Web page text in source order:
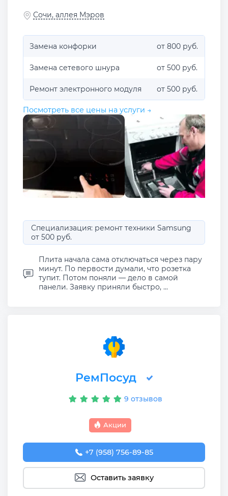
Сочи, аллея Мэров
Замена конфорки от 800 руб.
Замена сетевого шнура от 500 руб.
Ремонт электронного модуля от 500 руб.
Посмотреть все цены на услуги →
Специализация: ремонт техники Samsung
от 500 руб.
Плита начала сама отключаться через пару
минут. По первости думали, что розетка
тупит. Потом поняли — дело в самой
панели. Заявку приняли быстро, ...
РемПосуд
9 отзывов
Акции
+7 (958) 756-89-85
Оставить заявку